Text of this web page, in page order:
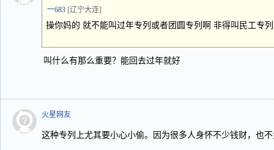
一683 [辽宁大连]
操你妈的 就不能叫过年专列或者团圆专列啊 非得叫民工专
叫什么有那么重要？能回去过年就好
火星网友
这种专列上尤其要小心小偷。因为很多人身怀不少钱财，也